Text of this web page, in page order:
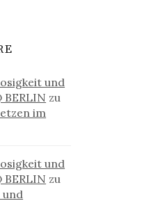
und
BERLIN zu
im
und
BERLIN zu